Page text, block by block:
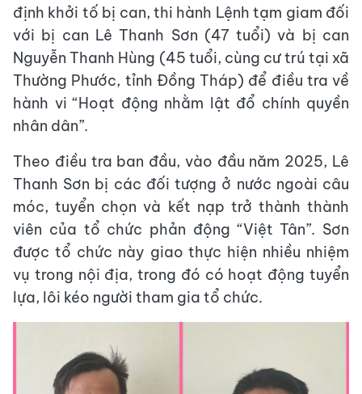
định khởi tố bị can, thi hành Lệnh tạm giam đối
với bị can Lê Thanh Sơn (47 tuổi) và bị can
Nguyễn Thanh Hùng (45 tuổi, cùng cư trú tại xã
Thường Phước, tỉnh Đồng Tháp) để điều tra về
hành vi “Hoạt động nhằm lật đổ chính quyền
nhân dân”.
Theo điều tra ban đầu, vào đầu năm 2025, Lê
Thanh Sơn bị các đối tượng ở nước ngoài câu
móc, tuyển chọn và kết nạp trở thành thành
viên của tổ chức phản động “Việt Tân”. Sơn
được tổ chức này giao thực hiện nhiều nhiệm
vụ trong nội địa, trong đó có hoạt động tuyển
lựa, lôi kéo người tham gia tổ chức.